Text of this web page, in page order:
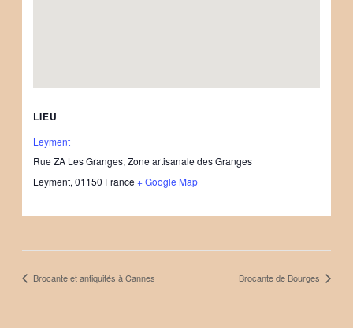
LIEU
Leyment
Rue ZA Les Granges, Zone artisanale des Granges
Leyment, 01150 France + Google Map
Brocante et antiquités à Cannes Brocante de Bourges